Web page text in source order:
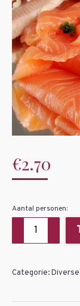
€2.70
Aantal personen:
gerookte
aantal
Categorie:Diverse